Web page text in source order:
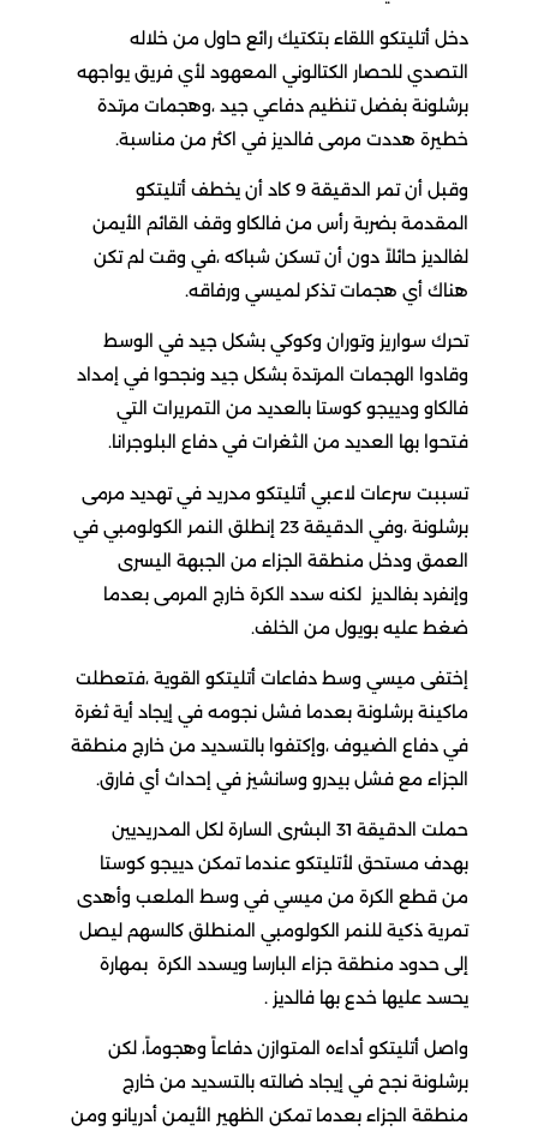
دخل أتليتكو اللقاء بتكتيك رائع حاول من خلاله
التصدي للحصار الكتالوني المعهود لأي فريق يواجهه
برشلونة بفضل تنظيم دفاعي جيد ،وهجمات مرتدة
خطيرة هددت مرمى فالديز في اكثر من مناسبة.
وقبل أن تمر الدقيقة 9 كاد أن يخطف أتليتكو
المقدمة بضربة رأس من فالكاو وقف القائم الأيمن
لفالديز حائلاً دون أن تسكن شباكه ،في وقت لم تكن
هناك أي هجمات تذكر لميسي ورفاقه.
تحرك سواريز وتوران وكوكي بشكل جيد في الوسط
وقادوا الهجمات المرتدة بشكل جيد ونجحوا في إمداد
فالكاو ودييجو كوستا بالعديد من التمريرات التي
فتحوا بها العديد من الثغرات في دفاع البلوجرانا.
تسببت سرعات لاعبي أتليتكو مدريد في تهديد مرمى
برشلونة ،وفي الدقيقة 23 إنطلق النمر الكولومبي في
العمق ودخل منطقة الجزاء من الجبهة اليسرى
وإنفرد بفالديز لكنه سدد الكرة خارج المرمى بعدما
ضغط عليه بويول من الخلف.
إختفى ميسي وسط دفاعات أتليتكو القوية ،فتعطلت
ماكينة برشلونة بعدما فشل نجومه في إيجاد أية ثغرة
في دفاع الضيوف ،وإكتفوا بالتسديد من خارج منطقة
الجزاء مع فشل بيدرو وسانشيز في إحداث أي فارق.
حملت الدقيقة 31 البشرى السارة لكل المدريديين
بهدف مستحق لأتليتكو عندما تمكن دييجو كوستا
من قطع الكرة من ميسي في وسط الملعب وأهدى
تمرية ذكية للنمر الكولومبي المنطلق كالسهم ليصل
إلى حدود منطقة جزاء البارسا ويسدد الكرة بمهارة
يحسد عليها خدع بها فالديز .
واصل أتليتكو أداءه المتوازن دفاعاً وهجوماً، لكن
برشلونة نجح في إيجاد ضالته بالتسديد من خارج
منطقة الجزاء بعدما تمكن الظهير الأيمن أدريانو ومن